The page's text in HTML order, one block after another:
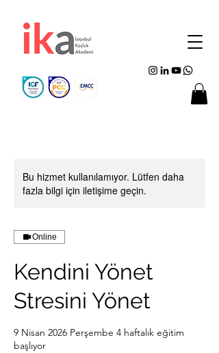
Bu hizmet kullanılamıyor. Lütfen daha
fazla bilgi için iletişime geçin.
Online
Kendini Yönet
Stresini Yönet
9 Nisan 2026 Perşembe 4 haftalık eğitim
başlıyor